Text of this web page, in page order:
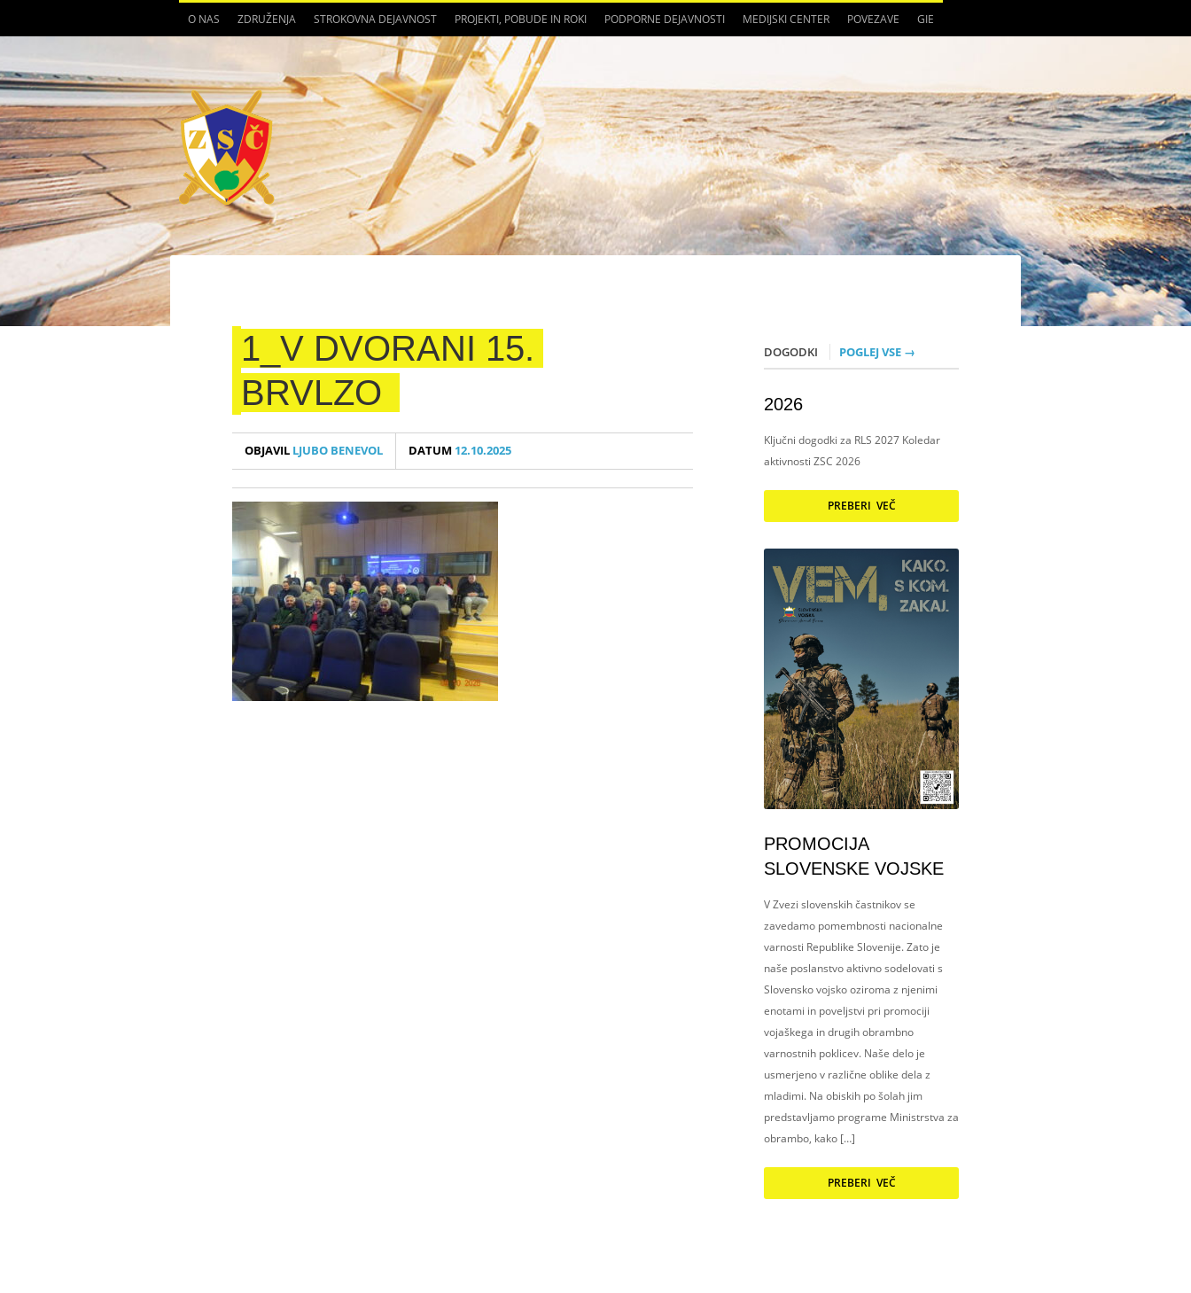
O NAS ZDRUŽENJA STROKOVNA DEJAVNOST PROJEKTI, POBUDE IN ROKI PODPORNE DEJAVNOSTI MEDIJSKI CENTER POVEZAVE GIE
1_V DVORANI 15.
BRVLZO
OBJAVIL LJUBO BENEVOL DATUM 12.10.2025
DOGODKI POGLEJ VSE →
2026
Ključni dogodki za RLS 2027 Koledar
aktivnosti ZSC 2026
PREBERI VEČ
PROMOCIJA
SLOVENSKE VOJSKE
V Zvezi slovenskih častnikov se
zavedamo pomembnosti nacionalne
varnosti Republike Slovenije. Zato je
naše poslanstvo aktivno sodelovati s
Slovensko vojsko oziroma z njenimi
enotami in poveljstvi pri promociji
vojaškega in drugih obrambno
varnostnih poklicev. Naše delo je
usmerjeno v različne oblike dela z
mladimi. Na obiskih po šolah jim
predstavljamo programe Ministrstva za
obrambo, kako […]
PREBERI VEČ